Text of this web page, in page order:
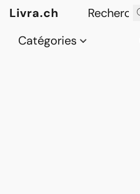
Livra.ch
Catégories